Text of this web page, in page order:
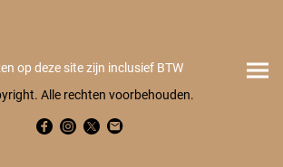
op deze site zijn inclusief BTW
Alle rechten voorbehouden.